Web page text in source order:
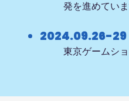
発を進めてい
2024.09.26-29
東京ゲームシ